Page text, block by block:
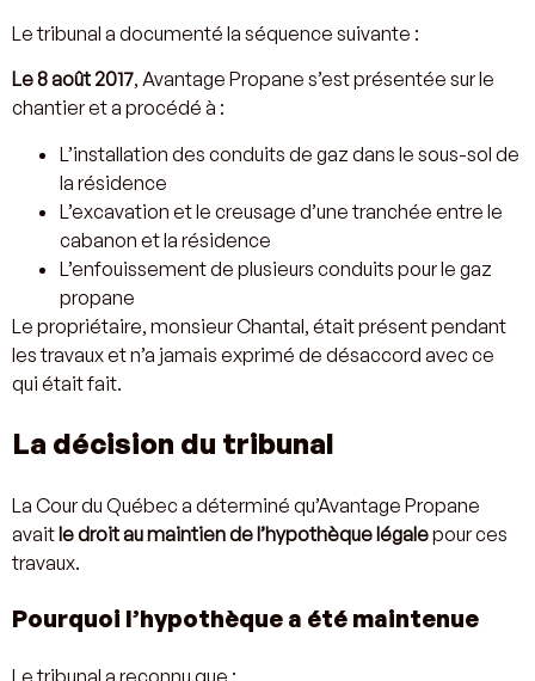
Le tribunal a documenté la séquence suivante :
Le 8 août 2017, Avantage Propane s’est présentée sur le
chantier et a procédé à :
L’installation des conduits de gaz dans le sous-sol de
la résidence
L’excavation et le creusage d’une tranchée entre le
cabanon et la résidence
L’enfouissement de plusieurs conduits pour le gaz
propane
Le propriétaire, monsieur Chantal, était présent pendant
les travaux et n’a jamais exprimé de désaccord avec ce
qui était fait.
La décision du tribunal
La Cour du Québec a déterminé qu’Avantage Propane
avait le droit au maintien de l’hypothèque légalepour ces
travaux.
Pourquoi l’hypothèque a été maintenue
Le tribunal a reconnu que :